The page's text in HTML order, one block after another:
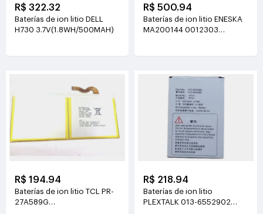
R$ 322.32
Baterías de ion litio DELL
H730 3.7V(1.8WH/500MAH)
R$ 500.94
Baterías de ion litio ENESKA
MA200144 0012303
R$ 194.94
Baterías de ion litio TCL PR-
27A589G
R$ 218.94
Baterías de ion litio
PLEXTALK 013-6552902